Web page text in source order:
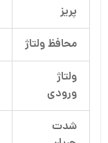
پریز
محافظ ولتاژ
ولتاژ
ورودی
شدت